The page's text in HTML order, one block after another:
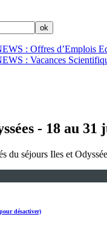
: Offres d’Emplois
: Vacances
- 18 au 31
du séjours Iles et
désactiver)